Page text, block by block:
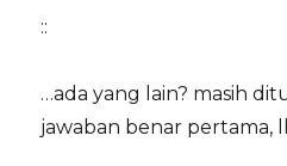
::
…ada yang lain? masih
jawaban benar pertama,